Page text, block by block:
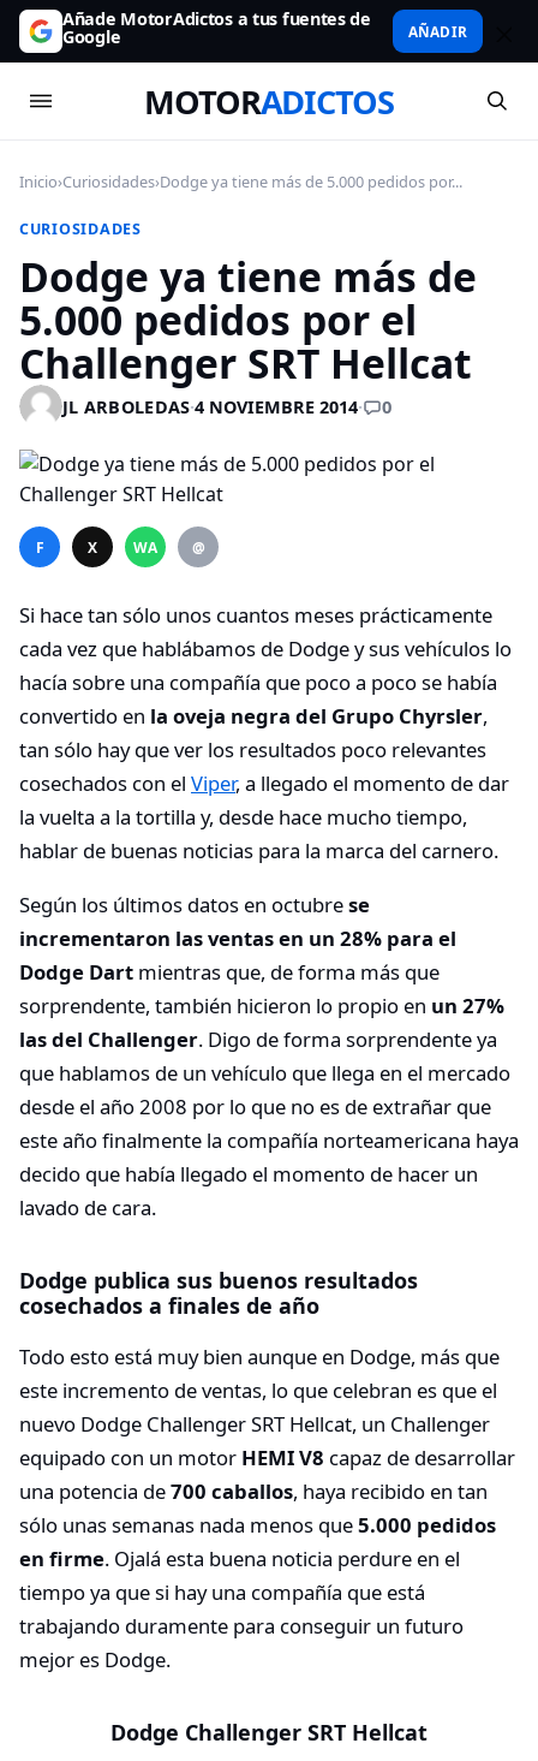
Añade MotorAdictos a tus fuentes de
Google AÑADIR
MOTORADICTOS
Inicio›Curiosidades›Dodge ya tiene más de 5.000 pedidos por...
CURIOSIDADES
Dodge ya tiene más de
5.000 pedidos por el
Challenger SRT Hellcat
JL ARBOLEDAS·4 NOVIEMBRE 2014· 0
F X WA @
Si hace tan sólo unos cuantos meses prácticamente
cada vez que hablábamos de Dodge y sus vehículos lo
hacía sobre una compañía que poco a poco se había
convertido en la oveja negra del Grupo Chyrsler,
tan sólo hay que ver los resultados poco relevantes
cosechados con el Viper, a llegado el momento de dar
la vuelta a la tortilla y, desde hace mucho tiempo,
hablar de buenas noticias para la marca del carnero.
Según los últimos datos en octubrese
incrementaron las ventas en un 28% para el
Dodge Dart mientras que, de forma más que
sorprendente, también hicieron lo propio en un 27%
las del Challenger. Digo de forma sorprendente ya
que hablamos de un vehículo que llega en el mercado
desde el año 2008 por lo que no es de extrañar que
este año finalmente la compañía norteamericana haya
decido que había llegado el momento de hacer un
lavado de cara.
Dodge publica sus buenos resultados
cosechados a finales de año
Todo esto está muy bien aunque en Dodge, más que
este incremento de ventas, lo que celebran es que el
nuevo Dodge Challenger SRT Hellcat, un Challenger
equipado con un motor HEMI V8 capaz de desarrollar
una potencia de700 caballos, haya recibido en tan
sólo unas semanas nada menos que5.000 pedidos
en firme. Ojalá esta buena noticia perdure en el
tiempo ya que si hay una compañía que está
trabajando duramente para conseguir un futuro
mejor es Dodge.
Dodge Challenger SRT Hellcat